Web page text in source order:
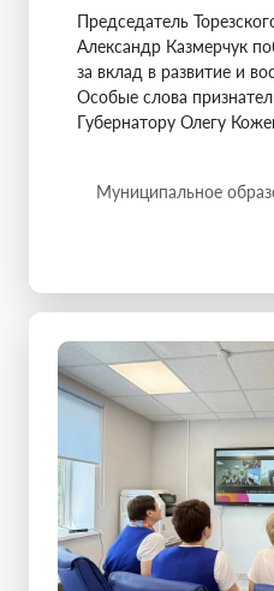
Председатель
Александр Казмерчук
за вклад в развитие и
Особые слова
Губернатору Олегу
Муниципальное